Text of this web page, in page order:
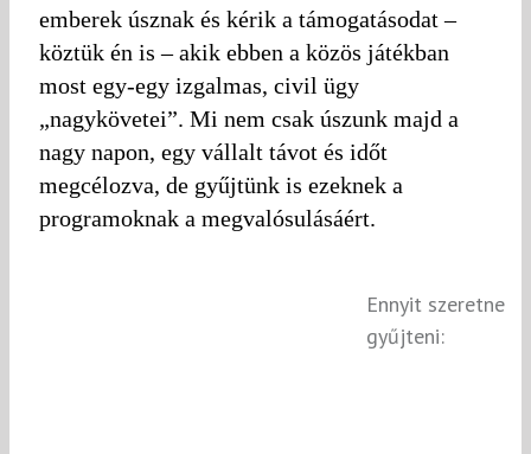
emberek úsznak és kérik a támogatásodat –
köztük én is – akik ebben a közös játékban
most egy-egy izgalmas, civil ügy
„nagykövetei”. Mi nem csak úszunk majd a
nagy napon, egy vállalt távot és időt
megcélozva, de gyűjtünk is ezeknek a
programoknak a megvalósulásáért.
Ennyit szeretne
gyűjteni: